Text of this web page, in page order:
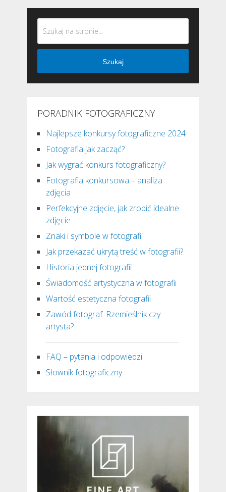
Szukaj
PORADNIK FOTOGRAFICZNY
Najlepsze konkursy fotograficzne 2024
Fotografia jak zacząć?
Jak wygrać konkurs fotograficzny?
Fotografia konkursowa – analiza
zdjęcia
Perfekcyjne zdjęcie, jak zrobić idealne
zdjęcie
Znaki i symbole w fotografii
Jak przekazać ukrytą treść w fotografii?
Historia jednej fotografii
Świadomość artystyczna w fotografii
Wartość estetyczna fotografii
Zawód fotograf. Rzemieślnik czy
artysta?
FAQ – pytania i odpowiedzi
Słownik fotograficzny